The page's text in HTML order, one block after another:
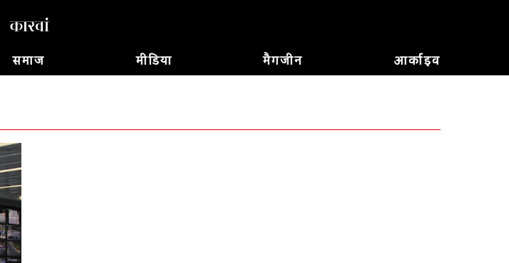
समाज मीडिया मैगजीन आर्काइव